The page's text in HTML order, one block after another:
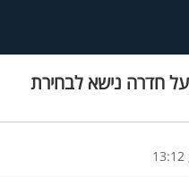
חדרה נישא לבחירת